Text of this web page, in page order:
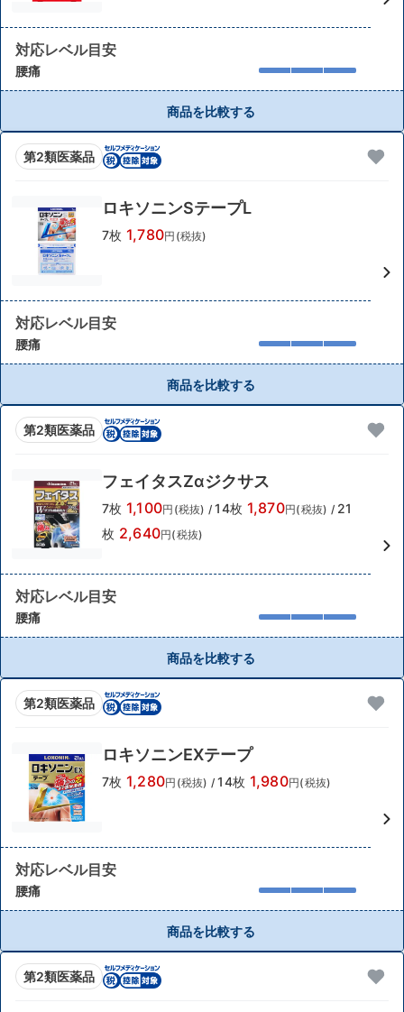
対応レベル目安
腰痛
商品を比較する
第2類医薬品
ロキソニンSテープL
7枚 1,780円(税抜)
対応レベル目安
腰痛
商品を比較する
第2類医薬品
フェイタスZαジクサス
7枚 1,100円(税抜) / 14枚 1,870円(税抜) / 21
枚 2,640円(税抜)
対応レベル目安
腰痛
商品を比較する
第2類医薬品
ロキソニンEXテープ
7枚 1,280円(税抜) / 14枚 1,980円(税抜)
対応レベル目安
腰痛
商品を比較する
第2類医薬品